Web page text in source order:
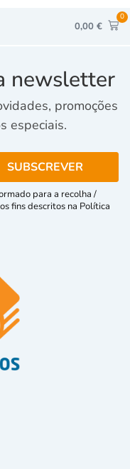
0,00 €
0
newsletter
promoções
especiais.
para a recolha /
fins descritos na Política